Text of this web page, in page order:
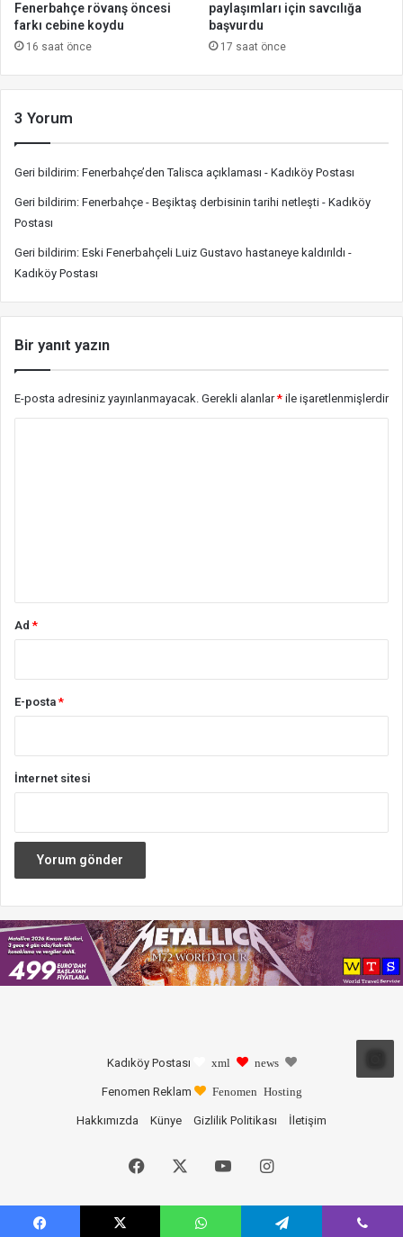
Fenerbahçe rövanş öncesi
farkı cebine koydu
16 saat önce
paylaşımları için savcılığa
başvurdu
17 saat önce
3 Yorum
Geri bildirim: Fenerbahçe’den Talisca açıklaması - Kadıköy Postası
Geri bildirim: Fenerbahçe - Beşiktaş derbisinin tarihi netleşti - Kadıköy
Postası
Geri bildirim: Eski Fenerbahçeli Luiz Gustavo hastaneye kaldırıldı -
Kadıköy Postası
Bir yanıt yazın
E-posta adresiniz yayınlanmayacak. Gerekli alanlar* ile işaretlenmişlerdir
Ad*
E-posta*
İnternet sitesi
Kadıköy Postası xml news
Fenomen Reklam Fenomen Hosting
Hakkımızda Künye Gizlilik Politikası İletişim
Facebook YouTubeInstagram